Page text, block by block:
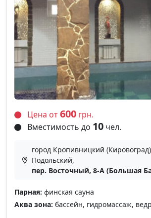
Цена от600 грн.
Вместимость до 10 чел.
город Кропивницкий
Подольский,
пер. Восточный, 8-А (Большая
Парная: финская сауна
Аква зона: бассейн, гидромассаж,